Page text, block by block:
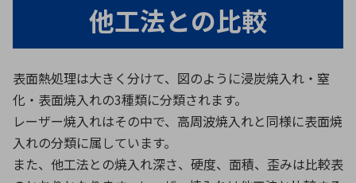
他工法との比較
表面熱処理は大きく分けて、図のように浸炭焼入れ・窒
化・表面焼入れの3種類に分類されます。
レーザー焼入れはその中で、高周波焼入れと同様に表面焼
入れの分類に属しています。
また、他工法との焼入れ深さ、硬度、面積、歪みは比較表